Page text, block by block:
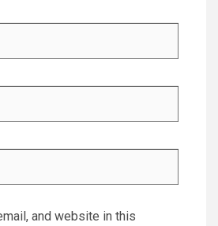
and website in this